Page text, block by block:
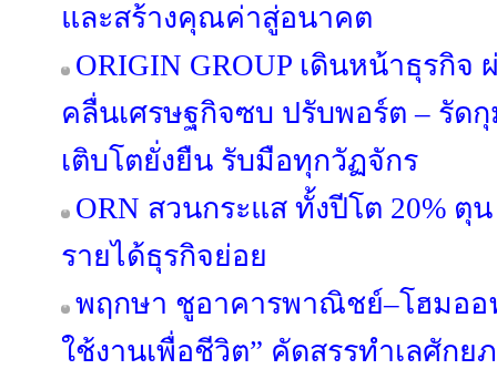
และสร้างคุณค่าสู่อนาคต
ORIGIN GROUP เดินหน้าธุรกิจ
คลื่นเศรษฐกิจซบ ปรับพอร์ต – รัด
เติบโตยั่งยืน รับมือทุกวัฏจักร
ORN สวนกระแส ทั้งปีโต 20% ตุ
รายได้ธุรกิจย่อย
พฤกษา ชูอาคารพาณิชย์–โฮมออ
ใช้งานเพื่อชีวิต” คัดสรรทำเลศักย